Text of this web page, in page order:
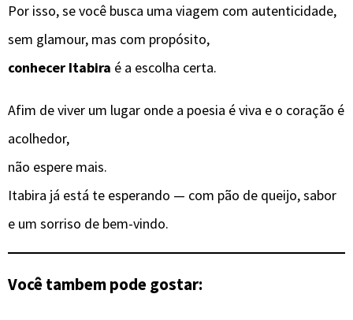
Por isso, se você busca uma viagem com autenticidade,
sem glamour, mas com propósito,
conhecer Itabira é a escolha certa.
Afim de viver um lugar onde a poesia é viva e o coração é
acolhedor,
não espere mais.
Itabira já está te esperando — com pão de queijo, sabor
e um sorriso de bem-vindo.
Você tambem pode gostar: